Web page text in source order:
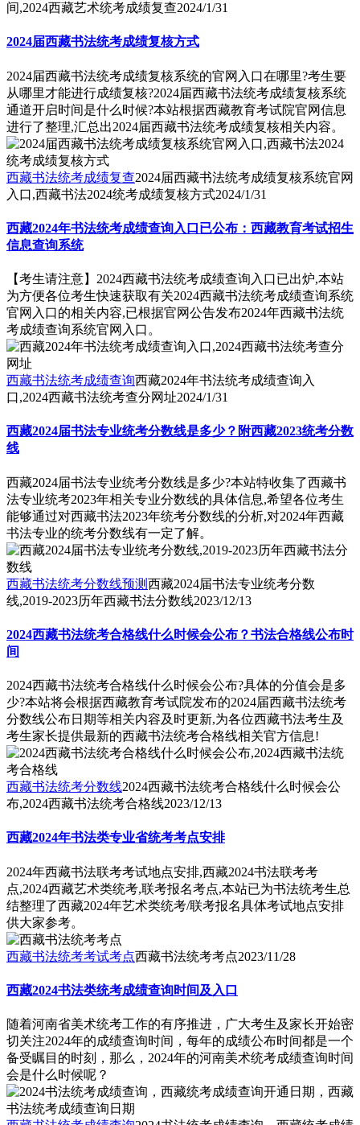
间,2024西藏艺术统考成绩复查2024/1/31
2024届西藏书法统考成绩复核方式
2024届西藏书法统考成绩复核系统的官网入口在哪里?考生要
从哪里才能进行成绩复核?2024届西藏书法统考成绩复核系统
通道开启时间是什么时候?本站根据西藏教育考试院官网信息
进行了整理,汇总出2024届西藏书法统考成绩复核相关内容。
西藏书法统考成绩复查2024届西藏书法统考成绩复核系统官网
入口,西藏书法2024统考成绩复核方式2024/1/31
西藏2024年书法统考成绩查询入口已公布：西藏教育考试招生
信息查询系统
【考生请注意】2024西藏书法统考成绩查询入口已出炉,本站
为方便各位考生快速获取有关2024西藏书法统考成绩查询系统
官网入口的相关内容,已根据官网公告发布2024年西藏书法统
考成绩查询系统官网入口。
西藏书法统考成绩查询西藏2024年书法统考成绩查询入
口,2024西藏书法统考查分网址2024/1/31
西藏2024届书法专业统考分数线是多少？附西藏2023统考分数
线
西藏2024届书法专业统考分数线是多少?本站特收集了西藏书
法专业统考2023年相关专业分数线的具体信息,希望各位考生
能够通过对西藏书法2023年统考分数线的分析,对2024年西藏
书法专业的统考分数线有一定了解。
西藏书法统考分数线预测西藏2024届书法专业统考分数
线,2019-2023历年西藏书法分数线2023/12/13
2024西藏书法统考合格线什么时候会公布？书法合格线公布时
间
2024西藏书法统考合格线什么时候会公布?具体的分值会是多
少?本站将会根据西藏教育考试院发布的2024届西藏书法统考
分数线公布日期等相关内容及时更新,为各位西藏书法考生及
考生家长提供最新的西藏书法统考合格线相关官方信息!
西藏书法统考分数线2024西藏书法统考合格线什么时候会公
布,2024西藏书法统考合格线2023/12/13
西藏2024年书法类专业省统考考点安排
2024年西藏书法联考考试地点安排,西藏2024书法联考考
点,2024西藏艺术类统考,联考报名考点,本站已为书法统考生总
结整理了西藏2024年艺术类统考/联考报名具体考试地点安排
供大家参考。
西藏书法统考考试考点西藏书法统考考点2023/11/28
西藏2024书法类统考成绩查询时间及入口
随着河南省美术统考工作的有序推进，广大考生及家长开始密
切关注2024年的成绩查询时间，每年的成绩公布时间都是一个
备受瞩目的时刻，那么，2024年的河南美术统考成绩查询时间
会是什么时候呢？